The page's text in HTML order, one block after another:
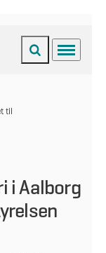
Fold søgefelt ud
Menu
til
Aalborg